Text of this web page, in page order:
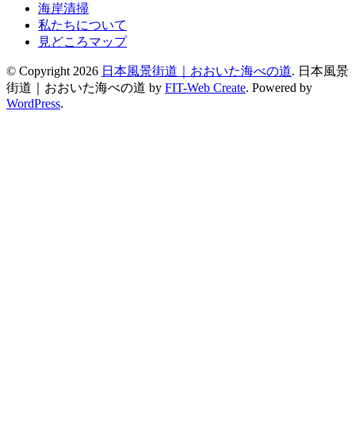
海岸清掃
私たちについて
見どころマップ
© Copyright 2026 日本風景街道｜おおいた海べの道. 日本風景
街道｜おおいた海べの道 by FIT-Web Create. Powered by
WordPress.